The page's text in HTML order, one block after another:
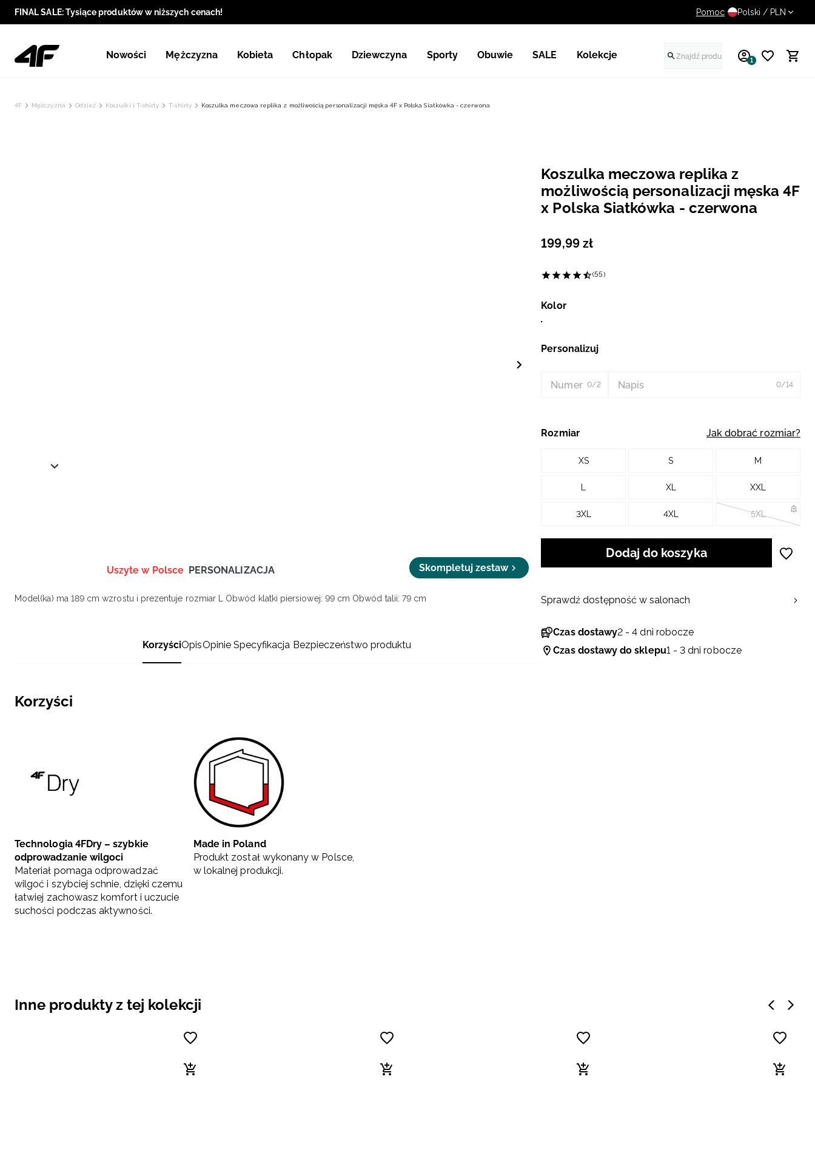
FINAL SALE: Tysiące produktów w niższych cenach! 14 dni na darmowy zwrot
Pomoc Polski / PLN
Nowości Mężczyzna Kobieta Chłopak Dziewczyna Sporty Obuwie SALE Kolekcje 1
4F Mężczyzna Odzież Koszulki i T-shirty T-shirty Koszulka meczowa replika z możliwością personalizacji męska 4F x Polska Siatkówka - czerwona
Uszyte w Polsce PERSONALIZACJA Skompletuj zestaw
Model(ka) ma 189 cm wzrostu i prezentuje rozmiar L Obwód klatki piersiowej: 99 cm Obwód talii: 79 cm
KorzyściOpisOpinie Specyfikacja Bezpieczeństwo produktu
Korzyści
Technologia 4FDry – szybkie
odprowadzanie wilgoci
Materiał pomaga odprowadzać
wilgoć i szybciej schnie, dzięki czemu
łatwiej zachowasz komfort i uczucie
suchości podczas aktywności.
Made in Poland
Produkt został wykonany w Polsce,
w lokalnej produkcji.
Koszulka meczowa replika z
możliwością personalizacji męska 4F
x Polska Siatkówka - czerwona
199,99 zł
(55)
Kolor
Rozmiar Jak dobrać rozmiar?
XS S M
XL XXL
3XL 4XL 5XL
Personalizuj
Numer 0/2 Napis 0/14
Dodaj do koszyka
Czas dostawy2 - 4 dni robocze
Czas dostawy do sklepu1 - 3 dni robocze
Sprawdź dostępność w salonach
Inne produkty z tej kolekcji